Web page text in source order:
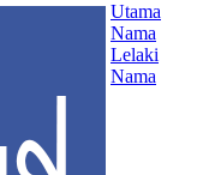
Utama
Nama
Lelaki
Nama